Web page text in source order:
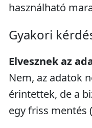
használható
Gyakori
Elvesznek az
Nem, az adatok
érintettek, de a
egy friss mentés